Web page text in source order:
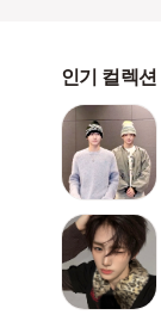
인기 컬렉션